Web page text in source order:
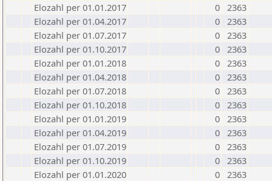
Elozahl per 01.01.2017
0 2363
Elozahl per 01.04.2017
0 2363
Elozahl per 01.07.2017
0 2363
Elozahl per 01.10.2017
0 2363
Elozahl per 01.01.2018
0 2363
Elozahl per 01.04.2018
0 2363
Elozahl per 01.07.2018
0 2363
Elozahl per 01.10.2018
0 2363
Elozahl per 01.01.2019
0 2363
Elozahl per 01.04.2019
0 2363
Elozahl per 01.07.2019
0 2363
Elozahl per 01.10.2019
0 2363
Elozahl per 01.01.2020
0 2363